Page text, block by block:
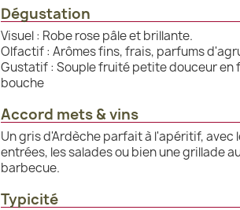
Dégustation
Visuel : Robe rose pâle et brillante.
Olfactif : Arômes fins, frais, parfums
Gustatif : Souple fruité petite douceur en
bouche
Accord mets & vins
Un gris d'Ardèche parfait à l'apéritif, avec
entrées, les salades ou bien une grillade
barbecue.
Typicité